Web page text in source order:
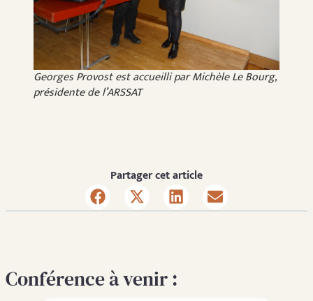
Georges Provost est accueilli par Michèle Le Bourg,
présidente de l’ARSSAT
Partager cet article
Conférence à venir :